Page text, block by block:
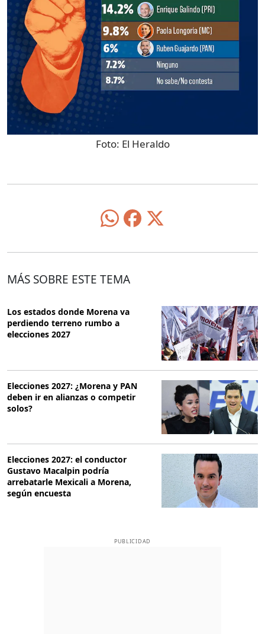
Foto: El Heraldo
MÁS SOBRE ESTE TEMA
Los estados donde Morena va
perdiendo terreno rumbo a
elecciones 2027
Elecciones 2027: ¿Morena y PAN
deben ir en alianzas o competir
solos?
Elecciones 2027: el conductor
Gustavo Macalpin podría
arrebatarle Mexicali a Morena,
según encuesta
PUBLICIDAD